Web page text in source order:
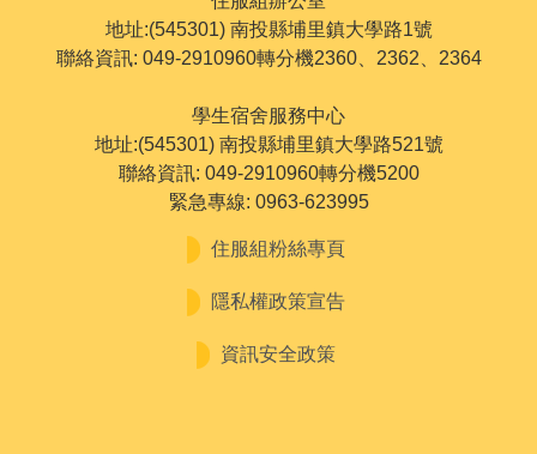
地址:(545301) 南投縣埔里鎮大學路1號
聯絡資訊: 049-2910960轉分機2360、2362、2364
學生宿舍服務中心
地址:(545301) 南投縣埔里鎮大學路521號
聯絡資訊: 049-2910960轉分機5200
緊急專線: 0963-623995
住服組粉絲專頁
隱私權政策宣告
資訊安全政策